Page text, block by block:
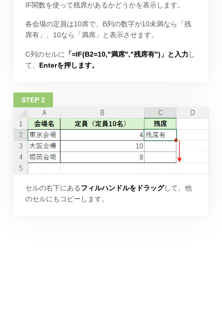
IF関数を使って残席があるかどうかを表示します。
各会場の定員は10席で、B列の数字が10未満なら「残
席有」、10なら「満席」と表示させます。
C列のセルに 「=IF(B2=10,"満席","残席有")」と入力 し
て、 Enterを押します。
セルの右下にあるフィルハンドルをドラッグして、他
のセルにもコピーします。